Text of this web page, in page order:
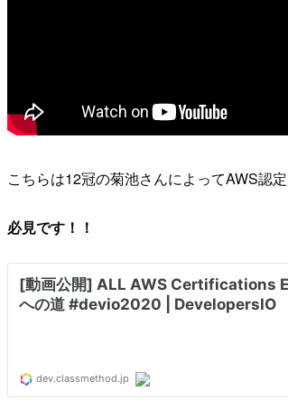
こちらは12冠の菊池さんによってAWS認定
必見です！！